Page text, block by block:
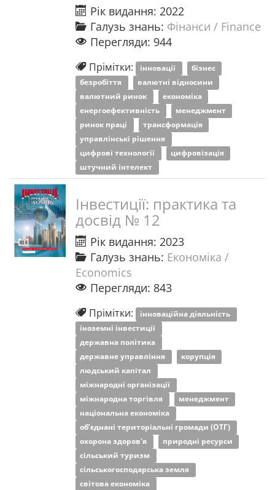
Рік видання: 2022
Галузь знань: Фінанси / Finance
Перегляди: 944
Прімітки: інновації
бізнес
безробіття
валютні відносини
валютний ринок
економіка
енергоефективність
менеджмент
ринок праці
трансформація
управлінські рішення
цифрові технології
цифровізація
штучний інтелект
Інвестиції: практика та
досвід № 12
Рік видання: 2023
Галузь знань: Економіка /
Economics
Перегляди: 843
Прімітки: інноваційна діяльність
іноземні інвестиції
державна політика
державне управління
корупція
людський капітал
міжнародні організації
міжнародна торгівля
менеджмент
національна економіка
об’єднані територіальні громади (ОТГ)
охорона здоров'я
природні ресурси
сільський туризм
сільськогосподарська земля
світова економіка